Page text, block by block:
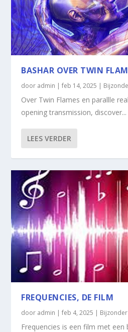
BASHAR OVER TWIN
door admin |feb 14, 2025 |
Over Twin Flames en parallle
opening transmission, discover...
LEES VERDER
FREQUENCIES, DE FILM
door admin |feb 4, 2025 | Bijzonder
Frequencies is een film met